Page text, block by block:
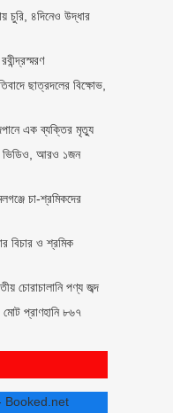
চুরি, ৪দিনেও উদ্ধার
ছাত্রদলের বিক্ষোভ,
এক ব্যক্তির মৃত্যু
ভিডিও, আরও ১জন
চা-শ্রমিকদের
বিচার ও শ্রমিক
চোরাচালানি পণ্য জব্দ
প্রাণহানি ৮৬৭